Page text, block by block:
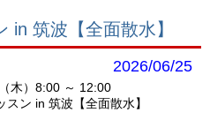
in 筑波【全面散水】
2026/06/25
木）8:00 ～ 12:00
ン in 筑波【全面散水】